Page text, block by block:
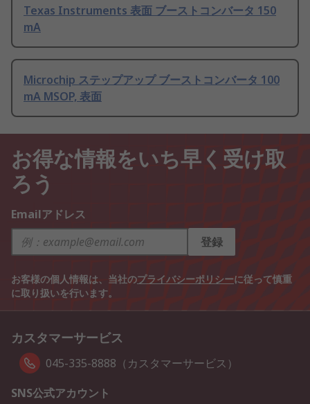
Texas Instruments 表面 ブーストコンバータ 150
mA
Microchip ステップアップ ブーストコンバータ 100
mA MSOP, 表面
お得な情報をいち早く受け取
ろう
Emailアドレス
登録
お客様の個人情報は、当社のプライバシーポリシーに従って慎重
に取り扱いを行います。
カスタマーサービス
045-335-8888（カスタマーサービス）
SNS公式アカウント